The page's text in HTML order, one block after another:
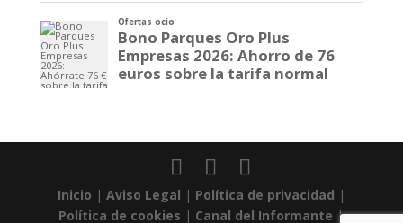
Inicio | Aviso Legal | Política de privacidad |
Política de cookies | Canal del Informante |